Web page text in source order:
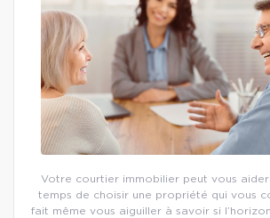
Votre courtier immobilier peut vous
temps de choisir une propriété qui vous
fait même vous aiguiller à savoir si